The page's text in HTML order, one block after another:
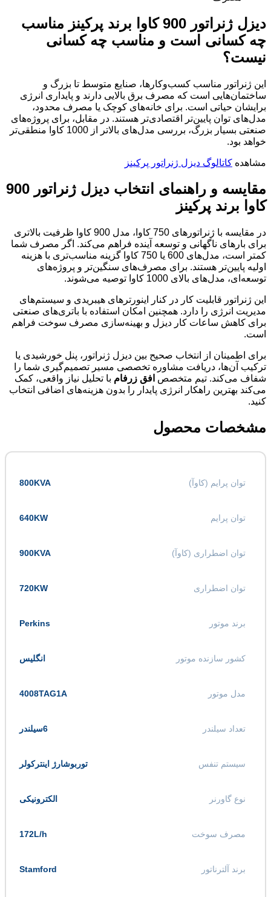
دیزل ژنراتور 900 کاوا برند پرکینز مناسب
چه کسانی است و مناسب چه کسانی
نیست؟
این ژنراتور مناسب کسب‌وکارها، صنایع متوسط تا بزرگ و
ساختمان‌هایی است که مصرف برق بالایی دارند و پایداری انرژی
برایشان حیاتی است. برای خانه‌های کوچک یا مصرف محدود،
مدل‌های توان پایین‌تر اقتصادی‌تر هستند. در مقابل، برای پروژه‌های
صنعتی بسیار بزرگ، بررسی مدل‌های بالاتر از 1000 کاوا منطقی‌تر
خواهد بود.
مشاهده کاتالوگ دیزل ژنراتور پرکینز
مقایسه و راهنمای انتخاب دیزل ژنراتور 900
کاوا برند پرکینز
در مقایسه با ژنراتورهای 750 کاوا، مدل 900 کاوا ظرفیت بالاتری
برای بارهای ناگهانی و توسعه آینده فراهم می‌کند. اگر مصرف شما
کمتر است، مدل‌های 600 یا 750 کاوا گزینه مناسب‌تری با هزینه
اولیه پایین‌تر هستند. برای مصرف‌های سنگین‌تر و پروژه‌های
توسعه‌ای، مدل‌های بالای 1000 کاوا توصیه می‌شوند.
این ژنراتور قابلیت کار در کنار اینورترهای هیبریدی و سیستم‌های
مدیریت انرژی را دارد. همچنین امکان استفاده با باتری‌های صنعتی
برای کاهش ساعات کار دیزل و بهینه‌سازی مصرف سوخت فراهم
است.
برای اطمینان از انتخاب صحیح بین دیزل ژنراتور، پنل خورشیدی یا
ترکیب آن‌ها، دریافت مشاوره تخصصی مسیر تصمیم‌گیری شما را
شفاف می‌کند. تیم متخصص افق زرفام با تحلیل نیاز واقعی، کمک
می‌کند بهترین راهکار انرژی پایدار را بدون هزینه‌های اضافی انتخاب
کنید.
مشخصات محصول
توان پرایم (کاوآ) 800KVA
توان پرایم 640KW
توان اضطراری (کاوآ) 900KVA
توان اضطراری 720KW
برند موتور Perkins
کشور سازنده موتور انگلیس
مدل موتور 4008TAG1A
تعداد سیلندر 6سیلندر
سیستم تنفس توربوشارژ اینترکولر
نوع گاورنر الکترونیکی
مصرف سوخت 172L/h
برند آلترناتور Stamford